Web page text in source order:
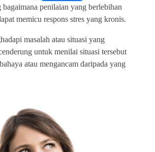
bagaimana penilaian yang berlebihan
memicu respons stres yang kronis.
masalah atau situasi yang
untuk menilai situasi tersebut
atau mengancam daripada yang